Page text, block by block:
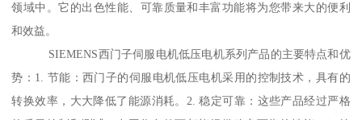
领域中。它的出色性能、可靠质量和丰富功能将为您带来大的便利
和效益。
SIEMENS西门子伺服电机低压电机系列产品的主要特点和优
势：1. 节能：西门子的伺服电机低压电机采用的控制技术，具有的
转换效率，大大降低了能源消耗。2. 稳定可靠：这些产品经过严格